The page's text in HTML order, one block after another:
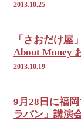
2013.10.25
「さおだけ屋
About Money
2013.10.19
9月28日に福
ラバン」講演